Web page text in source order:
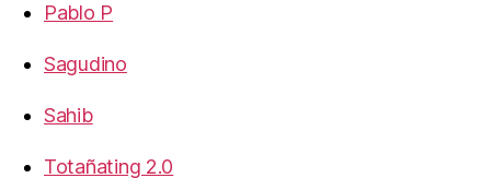
Pablo P
Sagudino
Sahib
Totañating 2.0